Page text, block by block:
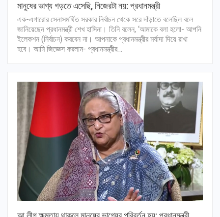
মানুষের ভাগ্য গড়তে এসেছি, নিজেরটা নয়: প্রধানমন্ত্রী
এক-এগারোর সেনাসমর্থিত সরকার নির্বাচন থেকে সরে দাঁড়াতে বলেছিল বলে
জানিয়েছেন প্রধানমন্ত্রী শেখ হাসিনা। তিনি বলেন, ‘আমাকে বলা হলো- আপনি
ইলেকশন (নির্বাচন) করবেন না। আপনাকে প্রধানমন্ত্রীর মর্যাদা দিয়ে রাখা
হবে। আমি জিজ্ঞেস করলাম- প্রধানমন্ত্রীর…